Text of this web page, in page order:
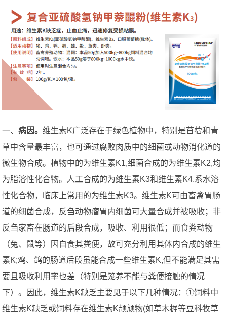
一、病因。维生素K广泛存在于绿色植物中，特别是苜蓿和青
草中含量最丰富，也可通过腐败肉质中的细菌或动物消化道的
微生物合成。植物中的为维生素K1,细菌合成的为维生素K2,均
为脂溶性化合物。人工合成的为维生素K3和维生素K4,系水溶
性化合物，临床上常用的为维生素K3。维生素K可由畜禽胃肠
道的细菌合成，反刍动物瘤胃内细菌可大量合成并被吸收；非
反刍家畜在肠道的后段合成，吸收、利用很低；而食粪动物
（兔、鼠等）因自食其粪便，故可充分利用其体内合成的维生
素K;鸡、鸽的肠道后段虽能合成一些维生素K,但不能满足其需
要且吸收利用率也差（特别是笼养不能与粪便接触的情况
下）。因此，维生素K缺乏主要见于以下几种情况：①饲料中
维生素K缺乏或饲料存在维生素K颉颃物(如草木樨等豆科牧草